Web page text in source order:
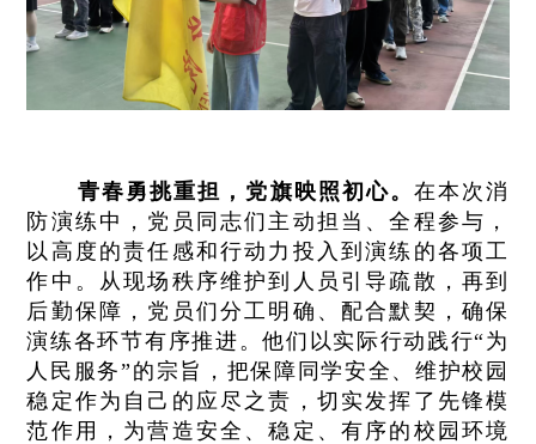
青春勇挑重担，党旗映照初心。 在本次消
防演练中，党员同志们主动担当、全程参与，
以高度的责任感和行动力投入到演练的各项工
作中。从现场秩序维护到人员引导疏散，再到
后勤保障，党员们分工明确、配合默契，确保
演练各环节有序推进。他们以实际行动践行“为
人民服务”的宗旨，把保障同学安全、维护校园
稳定作为自己的应尽之责，切实发挥了先锋模
范作用，为营造安全、稳定、有序的校园环境